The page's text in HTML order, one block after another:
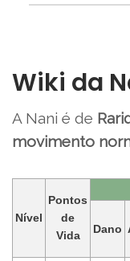
Wiki da
A Nani é de
movimento
Nível
Pontos
de
Vida
Dano